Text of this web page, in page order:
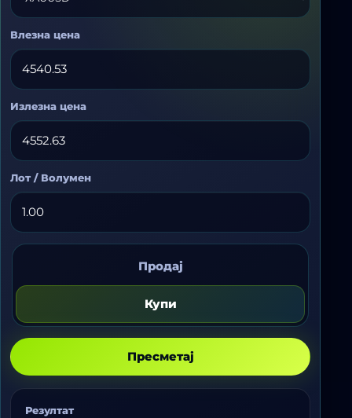
Влезна цена
Излезна цена
Лот / Волумен
продај
Продај
Купи
Пресметај
Резултат